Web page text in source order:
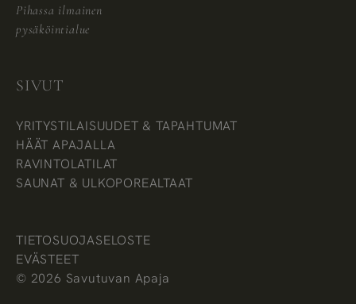
Pihassa ilmainen
pysäköintialue
SIVUT
YRITYSTILAISUUDET & TAPAHTUMAT
HÄÄT APAJALLA
RAVINTOLATILAT
SAUNAT & ULKOPOREALTAAT
TIETOSUOJASELOSTE
EVÄSTEET
© 2026 Savutuvan Apaja